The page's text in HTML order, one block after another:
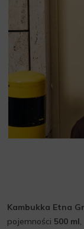
Kambukka Etna
pojemności 500 ml